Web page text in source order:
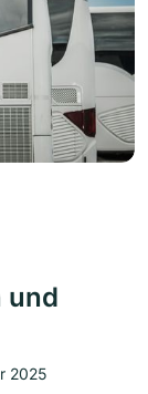
und
2025